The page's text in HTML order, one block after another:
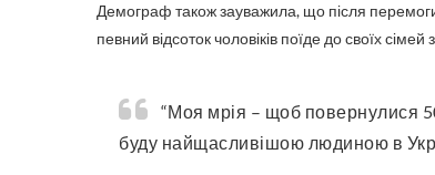
Демограф також зауважила, що після
певний відсоток чоловіків поїде до своїх сімей
“Моя мрія – щоб повернулися 50% (тих, хто виїхав за кордон – ред.). Якщо повернеться 60%, я
буду найщасливішою людиною в